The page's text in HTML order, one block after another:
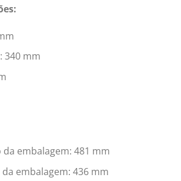
340 mm
embalagem: 481 mm
embalagem: 436 mm